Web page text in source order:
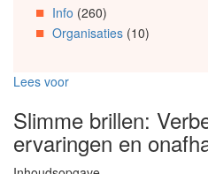
(Accesskey
Artikels
Spring
Spring
Organisaties
Spring
Info (260)
Organisaties(10)
Lees voor
Slimme brillen:
ervaringen en